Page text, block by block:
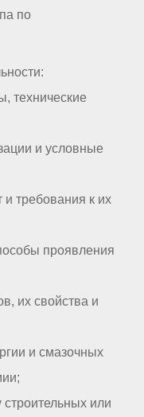
по
технические
и условные
требования к их
проявления
их свойства и
и смазочных
или